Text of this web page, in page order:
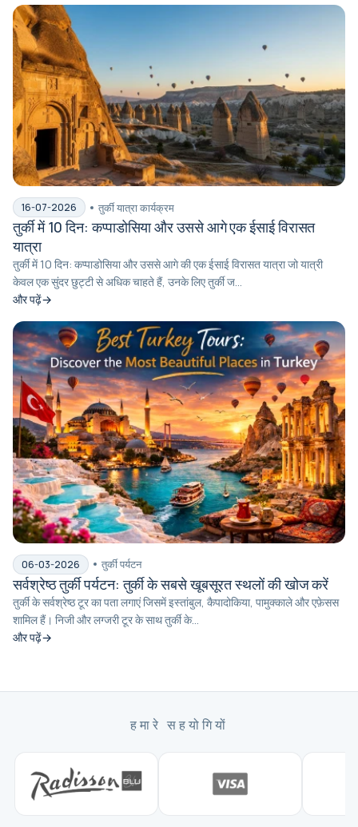
16-07-2026 तुर्की यात्रा कार्यक्रम
तुर्की में 10 दिन: कप्पाडोसिया और उससे आगे एक ईसाई विरासत
यात्रा
तुर्की में 10 दिन: कप्पाडोसिया और उससे आगे की एक ईसाई विरासत यात्रा जो यात्री
केवल एक सुंदर छुट्टी से अधिक चाहते हैं, उनके लिए तुर्की ज...
और पढ़ें
06-03-2026 तुर्की पर्यटन
सर्वश्रेष्ठ तुर्की पर्यटन: तुर्की के सबसे खूबसूरत स्थलों की खोज करें
तुर्की के सर्वश्रेष्ठ टूर का पता लगाएं जिसमें इस्तांबुल, कैपादोकिया, पामुक्काले और एफ़ेसस
शामिल हैं। निजी और लग्जरी टूर के साथ तुर्की के...
और पढ़ें
हमारे सहयोगियों